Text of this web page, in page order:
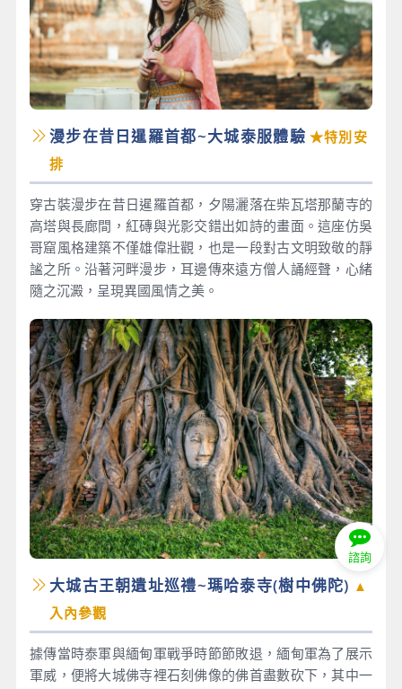
漫步在昔日暹羅首都~大城泰服體驗 ★特別安
排
穿古裝漫步在昔日暹羅首都，夕陽灑落在柴瓦塔那蘭寺的
高塔與長廊間，紅磚與光影交錯出如詩的畫面。這座仿吳
哥窟風格建築不僅雄偉壯觀，也是一段對古文明致敬的靜
謐之所。沿著河畔漫步，耳邊傳來遠方僧人誦經聲，心緒
隨之沉澱，呈現異國風情之美。
大城古王朝遺址巡禮~瑪哈泰寺(樹中佛陀) ▲
入內參觀
據傳當時泰軍與緬甸軍戰爭時節節敗退，緬甸軍為了展示
軍威，便將大城佛寺裡石刻佛像的佛首盡數砍下，其中一
諮詢